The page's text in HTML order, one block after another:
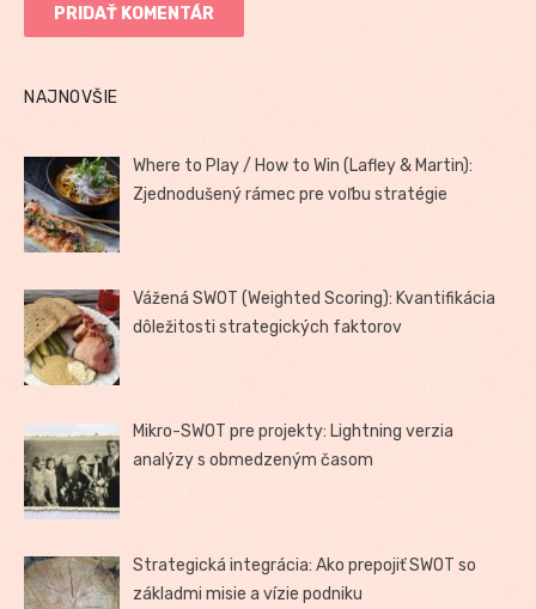
NAJNOVŠIE
Where to Play / How to Win (Lafley & Martin):
Zjednodušený rámec pre voľbu stratégie
Vážená SWOT (Weighted Scoring): Kvantifikácia
dôležitosti strategických faktorov
Mikro-SWOT pre projekty: Lightning verzia
analýzy s obmedzeným časom
Strategická integrácia: Ako prepojiť SWOT so
základmi misie a vízie podniku